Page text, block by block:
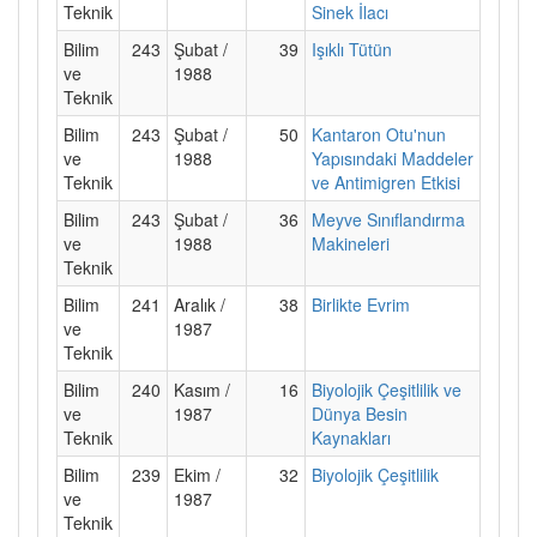
Teknik
Sinek İlacı
Bilim
ve
Teknik
243 Şubat /
1988
39 Işıklı Tütün
Bilim
ve
Teknik
243 Şubat /
1988
50
Kantaron Otu'nun
Yapısındaki Maddeler
ve Antimigren Etkisi
Bilim
ve
Teknik
243 Şubat /
1988
36
Meyve Sınıflandırma
Makineleri
Bilim
ve
Teknik
241
Aralık /
1987
38 Birlikte Evrim
Bilim
ve
Teknik
240
Kasım /
1987
16
Biyolojik Çeşitlilik ve
Dünya Besin
Kaynakları
Bilim
ve
Teknik
239
Ekim /
1987
32 Biyolojik Çeşitlilik